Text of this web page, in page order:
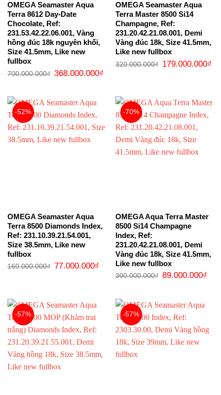
OMEGA Seamaster Aqua
Terra 8612 Day-Date
Chocolate, Ref:
231.53.42.22.06.001, Vàng
hồng đúc 18k nguyên khối,
Size 41.5mm, Like new
fullbox
700.000.000₫
Giá
gốc
368.000.000₫Giá
368.000.000₫.
OMEGA Seamaster Aqua
Terra Master 8500 Si14
Champagne, Ref:
231.20.42.21.08.001, Demi
Vàng đúc 18k, Size 41.5mm,
Like new fullbox
320.000.000₫
Giá
gốc
179.000.000₫
-52%
OMEGA Seamaster Aqua
Terra 8500 Diamonds Index,
Ref: 231.10.39.21.54.001,
Size 38.5mm, Like new
fullbox
160.000.000₫ Giá
gốc
77.000.000₫Giá
-70%
OMEGA Aqua Terra Master
8500 Si14 Champagne
Index, Ref:
231.20.42.21.08.001, Demi
Vàng đúc 18k, Size 41.5mm,
Like new fullbox
300.000.000₫
Giá
gốc
89.000.000₫Giá
-57% -57%